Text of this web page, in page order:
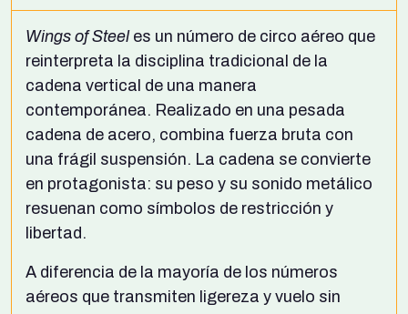
Wings of Steeles un número de circo aéreo que
reinterpreta la disciplina tradicional de la
cadena vertical de una manera
contemporánea. Realizado en una pesada
cadena de acero, combina fuerza bruta con
una frágil suspensión. La cadena se convierte
en protagonista: su peso y su sonido metálico
resuenan como símbolos de restricción y
libertad.
A diferencia de la mayoría de los números
aéreos que transmiten ligereza y vuelo sin